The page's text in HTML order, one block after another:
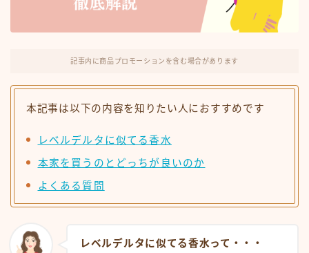
記事内に商品プロモーションを含む場合があります
本記事は以下の内容を知りたい人におすすめです
レベルデルタに似てる香水
本家を買うのとどっちが良いのか
よくある質問
レベルデルタに似てる香水って・・・